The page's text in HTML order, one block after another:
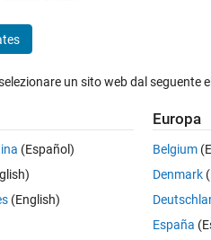
11 Mag 2020
un sito web dal seguente
(Español)
(English)
Europa
Belgium
Denmark
España